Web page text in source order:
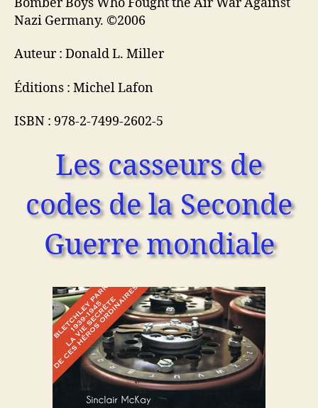
Nazi Germany. ©2006
Auteur : Donald L. Miller
Éditions : Michel Lafon
ISBN : 978-2-7499-2602-5
Les casseurs de
codes de la Seconde
Guerre mondiale